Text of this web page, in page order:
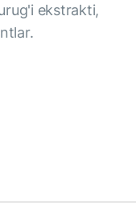
ekstrakti,